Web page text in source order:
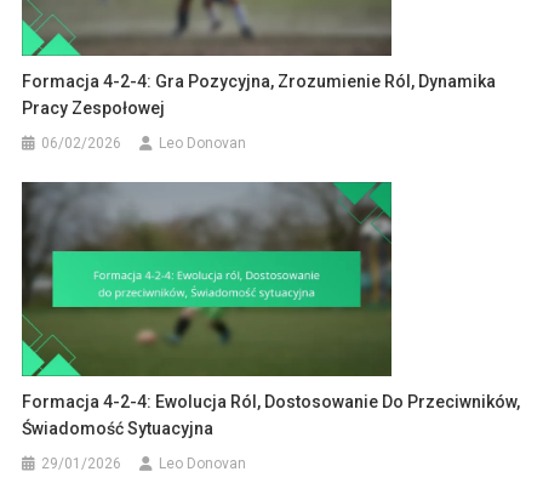
Formacja 4-2-4: Gra Pozycyjna, Zrozumienie Ról, Dynamika
Pracy Zespołowej
06/02/2026 Leo Donovan
Formacja 4-2-4: Ewolucja Ról, Dostosowanie Do Przeciwników,
Świadomość Sytuacyjna
29/01/2026 Leo Donovan